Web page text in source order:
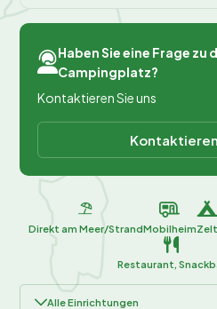
Haben Sie eine Frage zu
Campingplatz?
Kontaktieren Sie uns
Direkt am Meer/StrandMobilheimZelt
Restaurant,
Alle Einrichtungen